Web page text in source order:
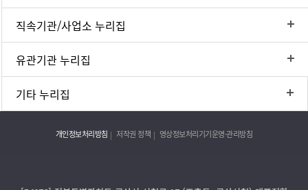
직속기관/사업소 누리집
유관기관 누리집
기타 누리집
개인정보처리방침 저작권 정책 영상정보처리기기운영·관리방침